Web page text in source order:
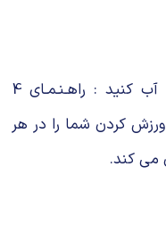
مـی تـوانید شکم خود را به راحتـی آب کنید : راهـنـمـای 4
کردن شما را در هر
می کند.